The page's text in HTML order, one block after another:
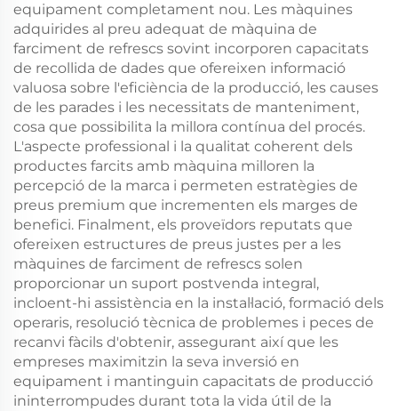
equipament completament nou. Les màquines
adquirides al preu adequat de màquina de
farciment de refrescs sovint incorporen capacitats
de recollida de dades que ofereixen informació
valuosa sobre l'eficiència de la producció, les causes
de les parades i les necessitats de manteniment,
cosa que possibilita la millora contínua del procés.
L'aspecte professional i la qualitat coherent dels
productes farcits amb màquina milloren la
percepció de la marca i permeten estratègies de
preus premium que incrementen els marges de
benefici. Finalment, els proveïdors reputats que
ofereixen estructures de preus justes per a les
màquines de farciment de refrescs solen
proporcionar un suport postvenda integral,
incloent-hi assistència en la instal·lació, formació dels
operaris, resolució tècnica de problemes i peces de
recanvi fàcils d'obtenir, assegurant així que les
empreses maximitzin la seva inversió en
equipament i mantinguin capacitats de producció
ininterrompudes durant tota la vida útil de la